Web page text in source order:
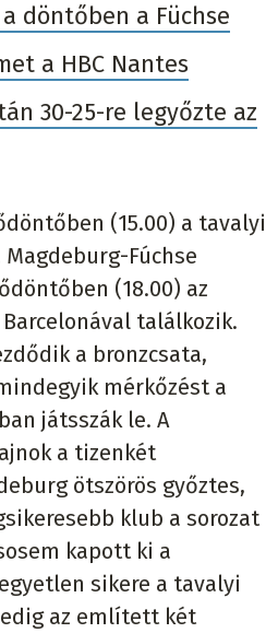
döntőben a Füchse
a HBC Nantes
30-25-re legyőzte az
(15.00) a tavalyi
Fúchse
(18.00) az
találkozik.
a bronzcsata,
mérkőzést a
játsszák le. A
a tizenkét
ötszörös győztes,
klub a sorozat
kapott ki a
sikere a tavalyi
az említett két